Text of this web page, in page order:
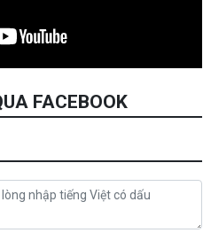
FACEBOOK